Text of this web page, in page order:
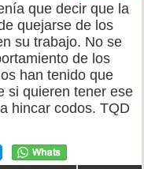
que decir que la
quejarse de los
su trabajo. No se
de los
han tenido que
si quieren tener ese
hincar codos. TQD